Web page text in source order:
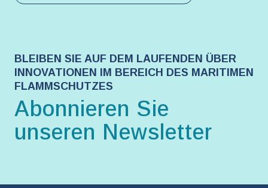
BLEIBEN SIE AUF DEM LAUFENDEN ÜBER
INNOVATIONEN IM BEREICH DES MARITIMEN
FLAMMSCHUTZES
Abonnieren Sie
unseren Newsletter